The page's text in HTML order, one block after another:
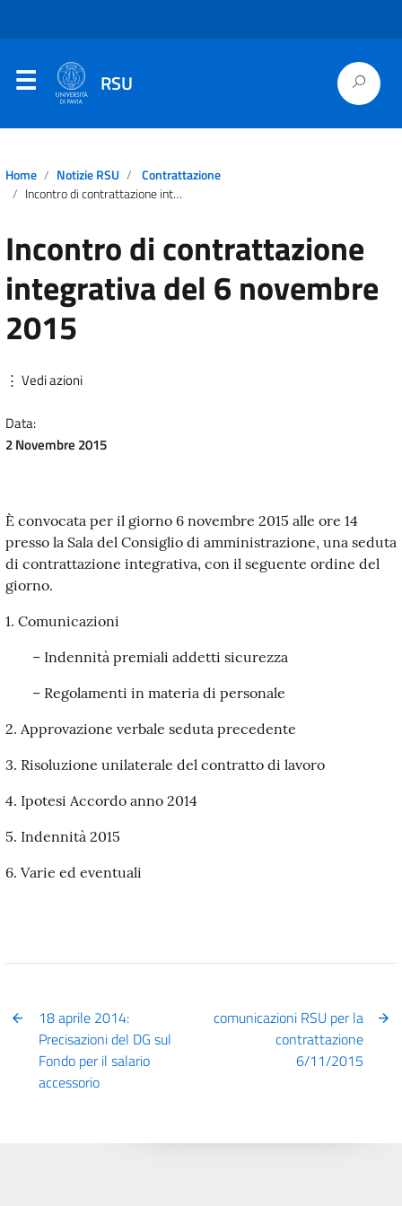
RSU
Home Notizie RSU
Contrattazione
Incontro di contrattazione integrativa del 6 novembre 2015
Incontro di contrattazione
integrativa del 6 novembre
2015
⋮ Vedi azioni
Data:
2 Novembre 2015
È convocata per il giorno 6 novembre 2015 alle ore 14
presso la Sala del Consiglio di amministrazione, una seduta
di contrattazione integrativa, con il seguente ordine del
giorno.
1. Comunicazioni
– Indennità premiali addetti sicurezza
– Regolamenti in materia di personale
2. Approvazione verbale seduta precedente
3. Risoluzione unilaterale del contratto di lavoro
4. Ipotesi Accordo anno 2014
5. Indennità 2015
6. Varie ed eventuali
18 aprile 2014:
Precisazioni del DG sul
Fondo per il salario
accessorio
comunicazioni RSU per la
contrattazione
6/11/2015